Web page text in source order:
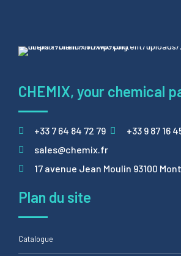
CHEMIX, your chemical
+33 7 64 84 72 79
+33 9 87 16
sales@chemix.fr
17 avenue Jean Moulin 93100
Plan du site
Catalogue